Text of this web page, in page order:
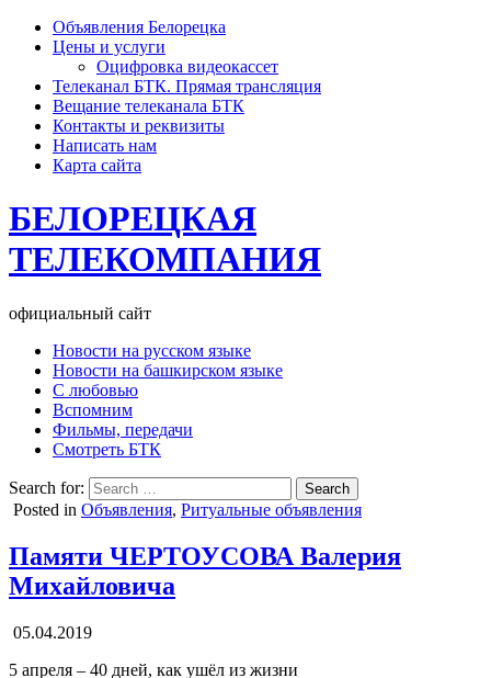
Объявления Белорецка
Цены и услуги
Оцифровка видеокассет
Телеканал БТК. Прямая трансляция
Вещание телеканала БТК
Контакты и реквизиты
Написать нам
Карта сайта
БЕЛОРЕЦКАЯ
ТЕЛЕКОМПАНИЯ
официальный сайт
Новости на русском языке
Новости на башкирском языке
С любовью
Вспомним
Фильмы, передачи
Смотреть БТК
Search for:
Posted in Объявления, Ритуальные объявления
Памяти ЧЕРТОУСОВА Валерия
Михайловича
05.04.2019
5 апреля – 40 дней, как ушёл из жизни